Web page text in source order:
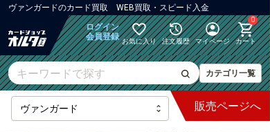
ヴァンガードのカード買取 WEB買取・スピード入金
ログイン
会員登録 お気に入り 注文履歴 マイページ
0
カート
カテゴリ一覧
販売ページへ